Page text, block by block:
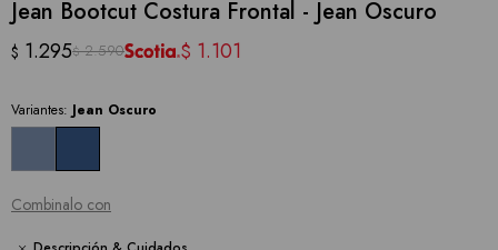
Jean Bootcut Costura Frontal - Jean Oscuro
$ 1.295$ 2.590 $ 1.101
Variantes: Jean Oscuro
Combinalo con